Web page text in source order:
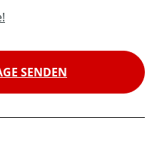
SENDEN